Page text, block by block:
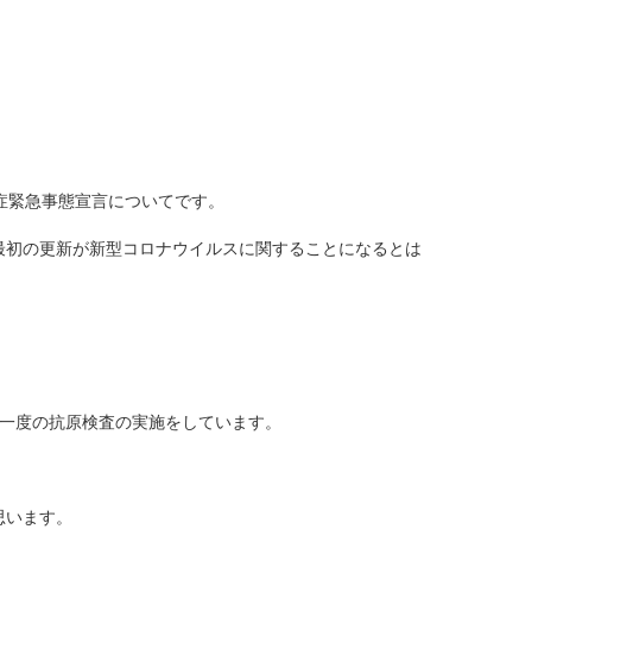
急事態宣言についてです。
の更新が新型コロナウイルスに関することになるとは
の抗原検査の実施をしています。
ます。